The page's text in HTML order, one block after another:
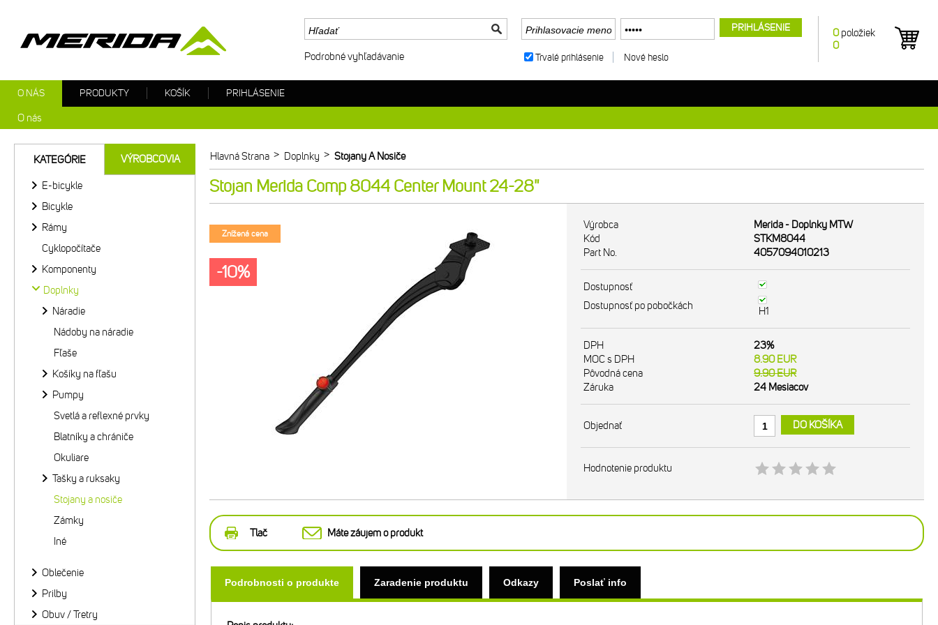
Hlavná Strana > Doplnky > Stojany A Nosiče
Stojan Merida Comp 8044 Center Mount 24-28"
Znížená cena
-10%
Výrobca
Merida - Doplnky MTW
Kód
STKM8044
Part No.
4057094010213
Dostupnosť
Dostupnosť po pobočkách
H1
DPH
23%
MOC s DPH
8.90EUR
Pôvodná cena
9.90EUR
Záruka
24 Mesiacov
Objednať DO KOŠÍKA
Hodnotenie produktu
Tlač Máte záujem o produkt
Podrobnosti o produkte Zaradenie produktu Odkazy Poslať info
KATEGÓRIE VÝROBCOVIA
E-bicykle
Bicykle
Rámy
Cyklopočítače
Komponenty
Doplnky
Náradie
Nádoby na náradie
Fľaše
Košíky na fľašu
Pumpy
Svetlá a reflexné prvky
Blatníky a chrániče
Okuliare
Tašky a ruksaky
Stojany a nosiče
Zámky
Iné
Oblečenie
Prilby
Obuv / Tretry
Podrobné vyhľadávanie
O NÁS
O nás
PRODUKTY KOŠÍK PRIHLÁSENIE
0 položiek
0
PRIHLÁSENIE
Trvalé prihlásenie Nové heslo